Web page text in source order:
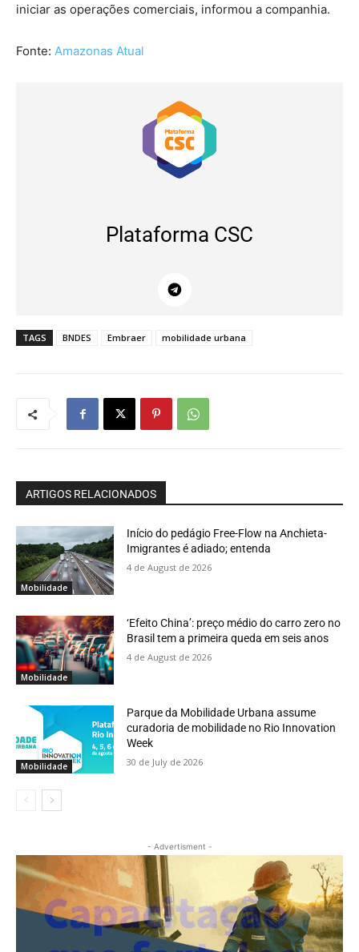
iniciar as operações comerciais, informou a companhia.
Fonte: Amazonas Atual
Plataforma CSC
TAGS BNDES Embraer mobilidade urbana
ARTIGOS RELACIONADOS
Mobilidade
Início do pedágio Free-Flow na Anchieta-
Imigrantes é adiado; entenda
4 de August de 2026
Mobilidade
‘Efeito China’: preço médio do carro zero no
Brasil tem a primeira queda em seis anos
4 de August de 2026
Mobilidade
Parque da Mobilidade Urbana assume
curadoria de mobilidade no Rio Innovation
Week
30 de July de 2026
- Advertisment -